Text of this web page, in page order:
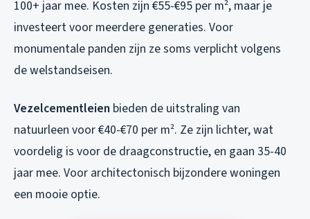
100+ jaar mee. Kosten zijn €55-€95 per m², maar je
investeert voor meerdere generaties. Voor
monumentale panden zijn ze soms verplicht volgens
de welstandseisen.
Vezelcementleien bieden de uitstraling van
natuurleen voor €40-€70 per m². Ze zijn lichter, wat
voordelig is voor de draagconstructie, en gaan 35-40
jaar mee. Voor architectonisch bijzondere woningen
een mooie optie.